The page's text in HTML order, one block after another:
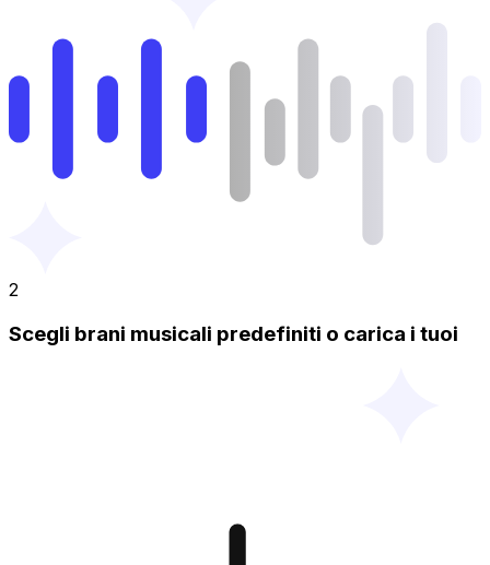
2
Scegli brani musicali predefiniti o carica i tuoi